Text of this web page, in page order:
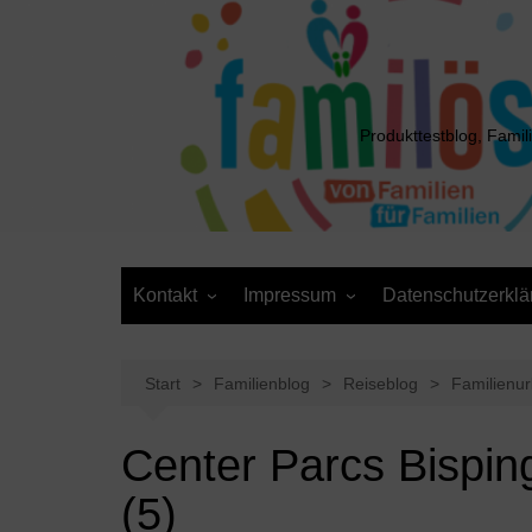
Produkttestblog,
Kontakt Impressum
Start Familienblog Reiseblog
Center Parcs
(5)